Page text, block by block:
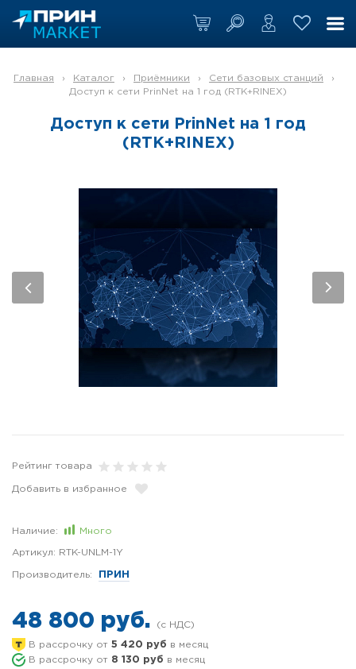
Главная › Каталог › Приёмники › Сети базовых станций
›
Доступ к сети PrinNet на 1 год (RTK+RINEX)
Доступ к сети PrinNet на 1 год
(RTK+RINEX)
Рейтинг товара
Добавить в избранное
Наличие: Много
Артикул: RTK-UNLM-1Y
Производитель: ПРИН
48 800 руб.
В рассрочку от 5 420 руб в месяц
В рассрочку от 8 130 руб в месяц